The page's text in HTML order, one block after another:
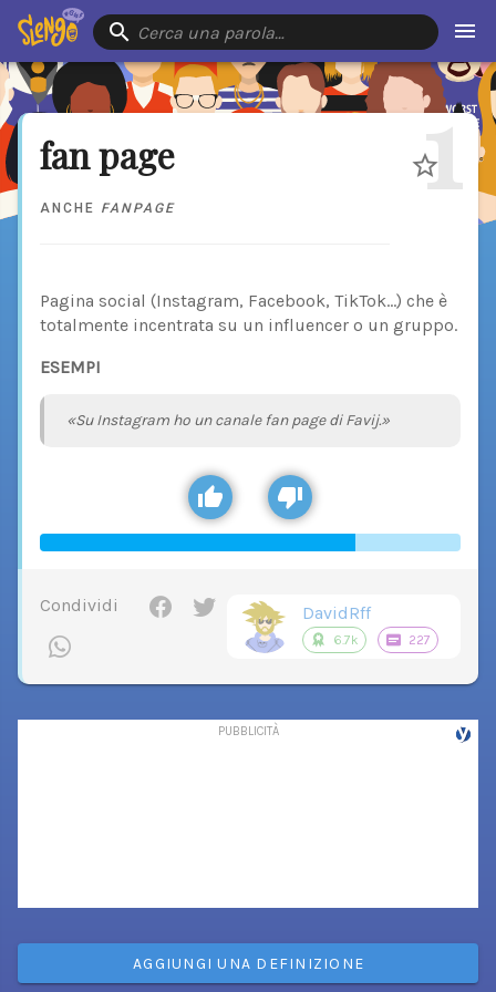
Cerca una parola…
fan page
ANCHE FANPAGE 1
Pagina social (Instagram, Facebook, TikTok...) che è
totalmente incentrata su un influencer o un gruppo.
ESEMPI
«Su Instagram ho un canale fan page di Favij.»
Condividi DavidRff
6.7k 227
AGGIUNGI UNA DEFINIZIONE